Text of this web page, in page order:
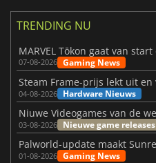
TRENDING NU
07-08-2026 Gaming News
04-08-2026 Hardware Nieuws
03-08-2026 Nieuwe game releases
01-08-2026 Gaming News